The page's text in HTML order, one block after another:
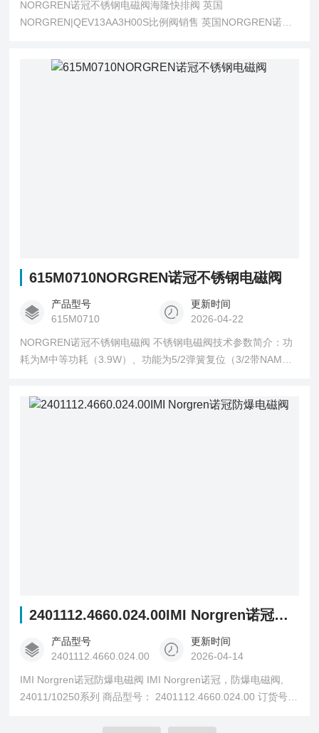
NORGREN诺冠不锈钢电磁阀海隆快排阀 英国
NORGREN|QEV13AA3H00S比例阀销售 英国NORGREN诺冠
的滑阀机能
615M0710NORGREN诺冠不锈钢电磁阀
产品型号
615M0710
更新时间
2026-04-22
NORGREN诺冠不锈钢电磁阀 不锈钢电磁阀技术参数简介：功
耗为M中等功耗（3.9W）、功能为5/2弹簧复位（3/2带NAMUR
2401112.4660.024.00IMI Norgren诺冠防爆电磁阀
产品型号
2401112.4660.024.00
更新时间
2026-04-14
IMI Norgren诺冠防爆电磁阀 IMI Norgren诺冠，防爆电磁阀,
24011/10250系列 商品型号： 2401112.4660.024.00 订货号：